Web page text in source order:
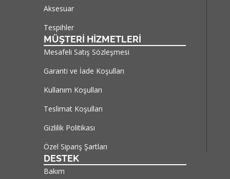
Aksesuar
Tespihler
MÜŞTERİ HİZMETLERİ
Mesafeli Satış Sözleşmesi
Garanti ve İade Koşulları
Kullanım Koşulları
Teslimat Koşulları
Gizlilik Politikası
Özel Sipariş Şartları
DESTEK
Bakım